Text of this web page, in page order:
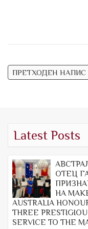
Post
ПРЕТХОДЕН НАПИС
Latest Posts
ОТЕЦ
НА
AUSTRALIA
THREE
SERVICE TO THE